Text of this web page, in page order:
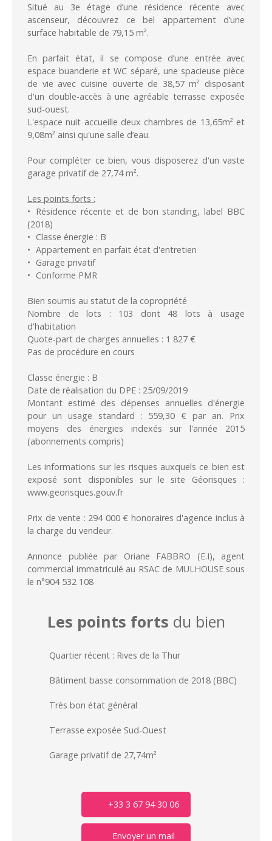
Situé au 3e étage d’une résidence récente avec
ascenseur, découvrez ce bel appartement d’une
surface habitable de 79,15 m².
En parfait état, il se compose d’une entrée avec
espace buanderie et WC séparé, une spacieuse pièce
de vie avec cuisine ouverte de 38,57 m² disposant
d'un double-accès à une agréable terrasse exposée
sud-ouest.
L'espace nuit accueille deux chambres de 13,65m² et
9,08m² ainsi qu'une salle d’eau.
Pour compléter ce bien, vous disposerez d'un vaste
garage privatif de 27,74 m².
Les points forts :
Résidence récente et de bon standing, label BBC
(2018)
Classe énergie : B
Appartement en parfait état d'entretien
Garage privatif
Conforme PMR
Bien soumis au statut de la copropriété
Nombre de lots : 103 dont 48 lots à usage
d'habitation
Quote-part de charges annuelles : 1 827 €
Pas de procédure en cours
Classe énergie : B
Date de réalisation du DPE : 25/09/2019
Montant estimé des dépenses annuelles d'énergie
pour un usage standard : 559,30 € par an. Prix
moyens des énergies indexés sur l'année 2015
(abonnements compris)
Les informations sur les risques auxquels ce bien est
exposé sont disponibles sur le site Géorisques :
www.georisques.gouv.fr
Prix de vente : 294 000 € honoraires d'agence inclus à
la charge du vendeur.
Annonce publiée par Oriane FABBRO (E.I), agent
commercial immatriculé au RSAC de MULHOUSE sous
le n°904 532 108
Les points forts du bien
Quartier récent : Rives de la Thur
Bâtiment basse consommation de 2018 (BBC)
Très bon état général
Terrasse exposée Sud-Ouest
Garage privatif de 27,74m²
+33 3 67 94 30 06
Envoyer un mail